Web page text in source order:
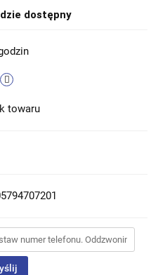
dostępny
towaru